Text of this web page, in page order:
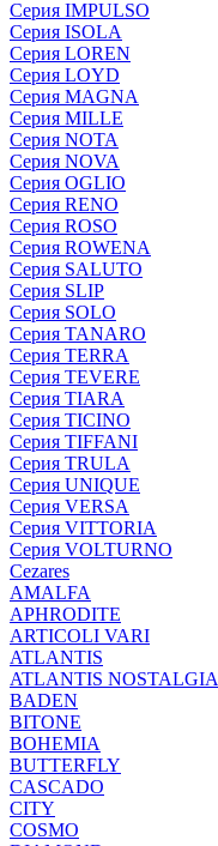
Серия IMPULSO
Серия ISOLA
Серия LOREN
Серия LOYD
Серия MAGNA
Серия MILLE
Серия NOTA
Серия NOVA
Серия OGLIO
Серия RENO
Серия ROSO
Серия ROWENA
Серия SALUTO
Серия SLIP
Серия SOLO
Серия TANARO
Серия TERRA
Серия TEVERE
Серия TIARA
Серия TICINO
Серия TIFFANI
Серия TRULA
Серия UNIQUE
Серия VERSA
Серия VITTORIA
Серия VOLTURNO
Cezares
AMALFA
APHRODITE
ARTICOLI VARI
ATLANTIS
ATLANTIS NOSTALGIA
BADEN
BITONE
BOHEMIA
BUTTERFLY
CASCADO
CITY
COSMO